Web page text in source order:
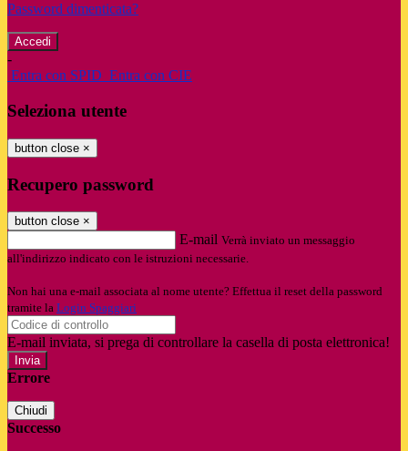
Password dimenticata?
-
Entra con SPID Entra con CIE
Seleziona utente
button close ×
Recupero password
button close ×
E-mail Verrà inviato un messaggio
all'indirizzo indicato con le istruzioni necessarie.
Non hai una e-mail associata al nome utente? Effettua il reset della password
tramite la Login Spaggiari
E-mail inviata, si prega di controllare la casella di posta elettronica!
Errore
Chiudi
Successo